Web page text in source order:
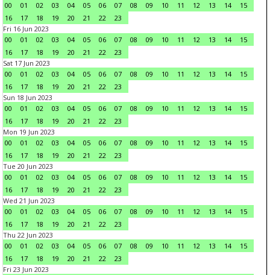
00
01 02 03 04 05 06 07 08 09 10 11 12 13 14
15
16
17 18 19 20 21 22
23
Fri 16 Jun 2023
00
01 02 03 04 05 06 07 08 09 10 11 12 13 14
15
16
17 18 19 20 21 22
23
Sat 17 Jun 2023
00
01 02 03 04 05 06 07 08 09 10 11 12 13 14
15
16
17 18 19 20 21 22
23
Sun 18 Jun 2023
00
01 02 03 04 05 06 07 08 09 10 11 12 13 14
15
16
17 18 19 20 21 22
23
Mon 19 Jun 2023
00
01 02 03 04 05 06 07 08 09 10 11 12 13 14
15
16
17 18 19 20 21 22
23
Tue 20 Jun 2023
00
01 02 03 04 05 06 07 08 09 10 11 12 13 14
15
16
17 18 19 20 21 22
23
Wed 21 Jun 2023
00
01 02 03 04 05 06 07 08 09 10 11 12 13 14
15
16
17 18 19 20 21 22
23
Thu 22 Jun 2023
00
01 02 03 04 05 06 07 08 09 10 11 12 13 14
15
16
17 18 19 20 21 22
23
Fri 23 Jun 2023